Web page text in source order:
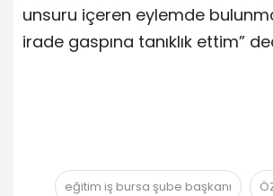
unsuru içeren eylemde
irade gaspına tanıklık ettim”
eğitim iş bursa şube başkanı